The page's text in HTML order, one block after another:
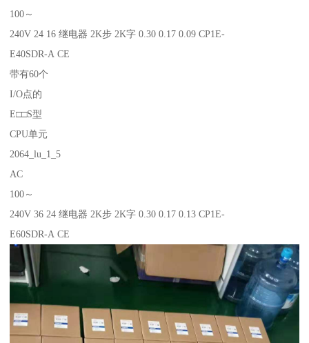
100～
240V 24 16 继电器 2K步 2K字 0.30 0.17 0.09 CP1E-
E40SDR-A CE
带有60个
I/O点的
E□□S型
CPU单元
2064_lu_1_5
AC
100～
240V 36 24 继电器 2K步 2K字 0.30 0.17 0.13 CP1E-
E60SDR-A CE